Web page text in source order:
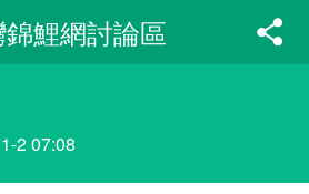
錦鯉網討論區
2 07:08